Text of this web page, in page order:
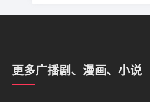
更多广播剧、漫画、小说